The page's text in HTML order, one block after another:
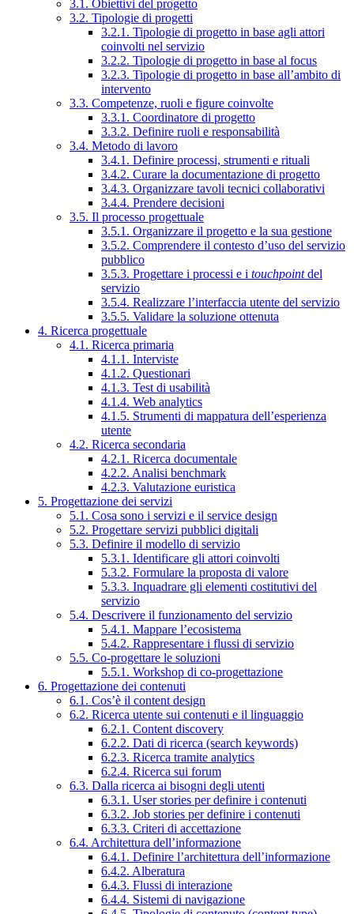
3.1. Obiettivi del progetto
3.2. Tipologie di progetti
3.2.1. Tipologie di progetto in base agli attori
coinvolti nel servizio
3.2.2. Tipologie di progetto in base al focus
3.2.3. Tipologie di progetto in base all’ambito di
intervento
3.3. Competenze, ruoli e figure coinvolte
3.3.1. Coordinatore di progetto
3.3.2. Definire ruoli e responsabilità
3.4. Metodo di lavoro
3.4.1. Definire processi, strumenti e rituali
3.4.2. Curare la documentazione di progetto
3.4.3. Organizzare tavoli tecnici collaborativi
3.4.4. Prendere decisioni
3.5. Il processo progettuale
3.5.1. Organizzare il progetto e la sua gestione
3.5.2. Comprendere il contesto d’uso del servizio
pubblico
3.5.3. Progettare i processi e i touchpointdel
servizio
3.5.4. Realizzare l’interfaccia utente del servizio
3.5.5. Validare la soluzione ottenuta
4. Ricerca progettuale
4.1. Ricerca primaria
4.1.1. Interviste
4.1.2. Questionari
4.1.3. Test di usabilità
4.1.4. Web analytics
4.1.5. Strumenti di mappatura dell’esperienza
utente
4.2. Ricerca secondaria
4.2.1. Ricerca documentale
4.2.2. Analisi benchmark
4.2.3. Valutazione euristica
5. Progettazione dei servizi
5.1. Cosa sono i servizi e il service design
5.2. Progettare servizi pubblici digitali
5.3. Definire il modello di servizio
5.3.1. Identificare gli attori coinvolti
5.3.2. Formulare la proposta di valore
5.3.3. Inquadrare gli elementi costitutivi del
servizio
5.4. Descrivere il funzionamento del servizio
5.4.1. Mappare l’ecosistema
5.4.2. Rappresentare i flussi di servizio
5.5. Co-progettare le soluzioni
5.5.1. Workshop di co-progettazione
6. Progettazione dei contenuti
6.1. Cos’è il content design
6.2. Ricerca utente sui contenuti e il linguaggio
6.2.1. Content discovery
6.2.2. Dati di ricerca (search keywords)
6.2.3. Ricerca tramite analytics
6.2.4. Ricerca sui forum
6.3. Dalla ricerca ai bisogni degli utenti
6.3.1. User stories per definire i contenuti
6.3.2. Job stories per definire i contenuti
6.3.3. Criteri di accettazione
6.4. Architettura dell’informazione
6.4.1. Definire l’architettura dell’informazione
6.4.2. Alberatura
6.4.3. Flussi di interazione
6.4.4. Sistemi di navigazione